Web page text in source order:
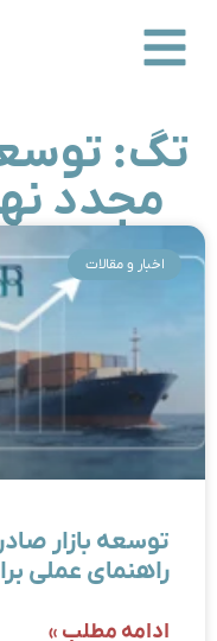
تگ:
مجدد
اخبار و مقالات
توسعه بازار
راهنمای عملی
ادامه مطلب »